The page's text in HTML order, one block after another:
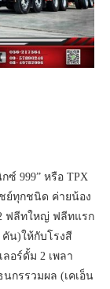
ซ์ 999” หรือ TPX
ย์ทุกชนิด ค่ายน้อง
ฟลีทใหญ่ ฟลีทแรก
คัน)ให้กับโรงสี
อร์ดั้ม 2 เพลา
กรรวมผล (เคเอ็น